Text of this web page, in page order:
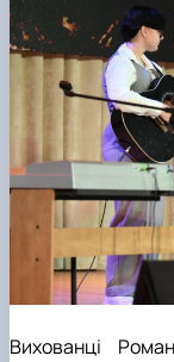
Вихованці